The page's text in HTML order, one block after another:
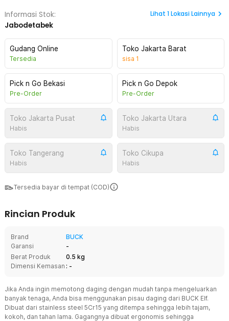
Informasi Stok:
Jabodetabek
Lihat 1Lokasi Lainnya
Gudang Online
Tersedia
Toko Jakarta Barat
sisa 1
Pick n Go Bekasi
Pre-Order
Pick n Go Depok
Pre-Order
Toko Jakarta Pusat
Habis
Toko Jakarta Utara
Habis
Toko Tangerang
Habis
Toko Cikupa
Habis
Tersedia bayar di tempat (COD)
Rincian Produk
Brand
BUCK
Garansi
-
Berat Produk
0.5 kg
Dimensi Kemasan : -
Jika Anda ingin memotong daging dengan mudah tanpa mengeluarkan
banyak tenaga, Anda bisa menggunakan pisau daging dari BUCK Elf.
Dibuat dari stainless steel 5Cr15 yang ditempa sehingga lebih tajam,
kokoh, dan tahan lama. Gagangnya dibuat ergonomis sehingga